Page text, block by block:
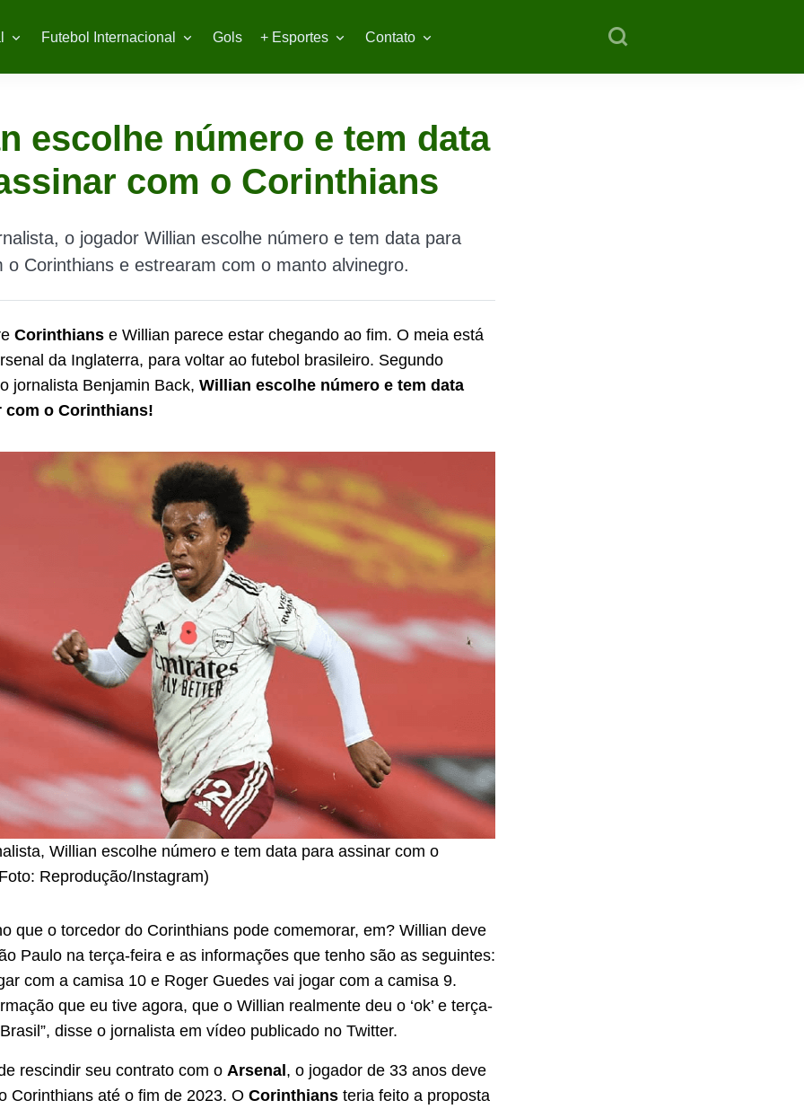
Futebol Internacional Gols + Esportes Contato
escolhe número e tem data
com o Corinthians
o jogador Willian escolhe número e tem data para
o Corinthians e estrearam com o manto alvinegro.
Corinthians e Willian parece estar chegando ao fim. O meia está
da Inglaterra, para voltar ao futebol brasileiro. Segundo
jornalista Benjamin Back, Willian escolhe número e tem data
com o Corinthians!
Willian escolhe número e tem data para assinar com o
Reprodução/Instagram)
que o torcedor do Corinthians pode comemorar, em? Willian deve
Paulo na terça-feira e as informações que tenho são as seguintes:
com a camisa 10 e Roger Guedes vai jogar com a camisa 9.
que eu tive agora, que o Willian realmente deu o ‘ok’ e terça-
disse o jornalista em vídeo publicado no Twitter.
rescindir seu contrato com o Arsenal , o jogador de 33 anos deve
Corinthians até o fim de 2023. O Corinthians teria feito a proposta